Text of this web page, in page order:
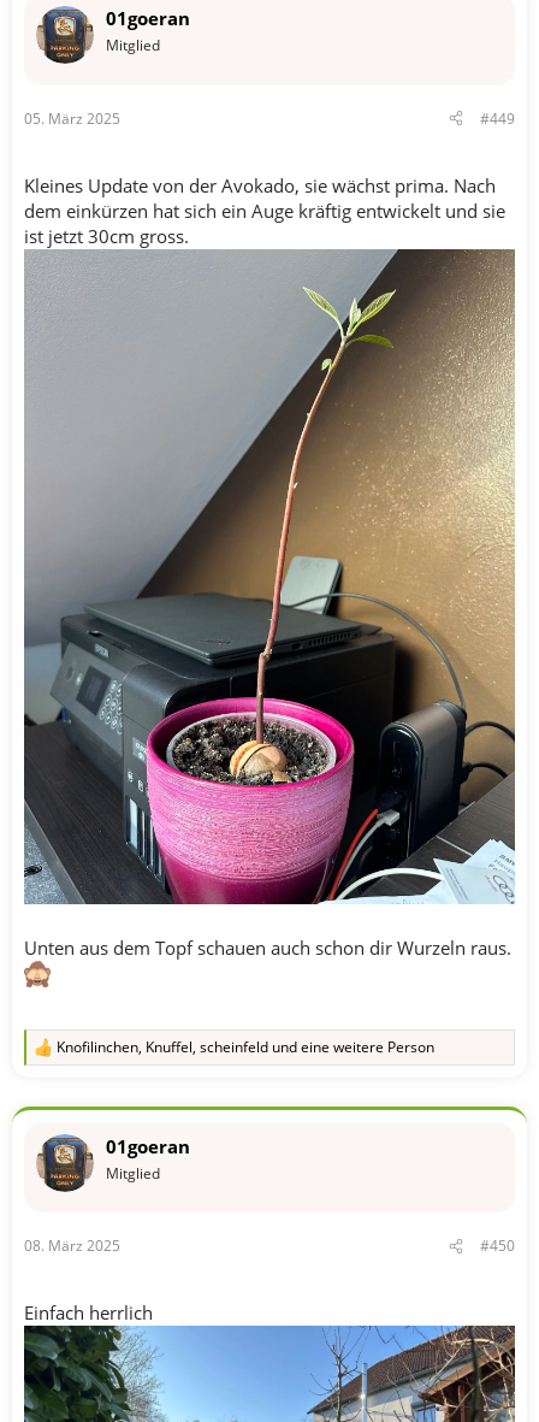
o
:
01goeran
Mitglied
05. März 2025 #449
Kleines Update von der Avokado, sie wächst prima. Nach
dem einkürzen hat sich ein Auge kräftig entwickelt und sie
ist jetzt 30cm gross.
Unten aus dem Topf schauen auch schon dir Wurzeln raus.
R
k
o
:
Knofilinchen, Knuffel, scheinfeld und eine weitere Person
01goeran
Mitglied
08. März 2025 #450
Einfach herrlich